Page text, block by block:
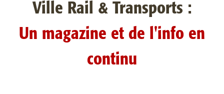
Ville Rail & Transports :
Un magazine et de l'info en
continu